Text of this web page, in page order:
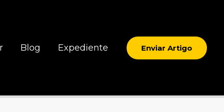
Blog Expediente Enviar Artigo